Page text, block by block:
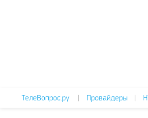
ТелеВопрос.ру | Провайдеры |